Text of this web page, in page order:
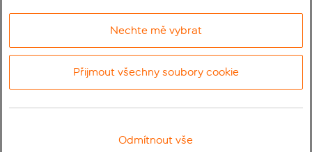
Nechte mě vybrat
Přijmout všechny soubory cookie
Odmítnout vše